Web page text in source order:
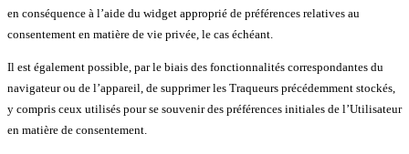
en conséquence à l’aide du widget approprié de préférences relatives au
consentement en matière de vie privée, le cas échéant.
Il est également possible, par le biais des fonctionnalités correspondantes du
navigateur ou de l’appareil, de supprimer les Traqueurs précédemment stockés,
y compris ceux utilisés pour se souvenir des préférences initiales de l’Utilisateur
en matière de consentement.